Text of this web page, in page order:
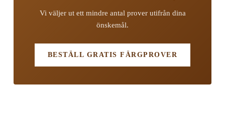
Vi väljer ut ett mindre antal prover utifrån dina
önskemål.
BESTÄLL GRATIS FÄRGPROVER